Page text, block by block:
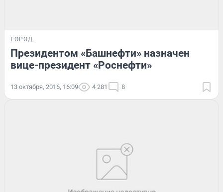
ГОРОД
Президентом «Башнефти» назначен
вице-президент «Роснефти»
13 октября, 2016, 16:09 4 281 8